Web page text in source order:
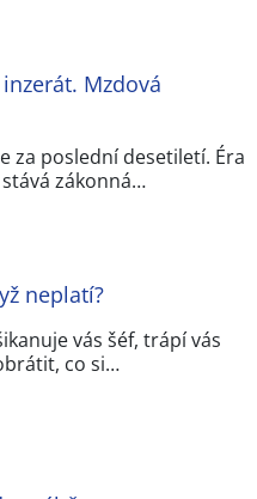
Mzdová
za poslední desetiletí. Éra
zákonná…
neplatí?
vás šéf, trápí vás
co si…